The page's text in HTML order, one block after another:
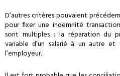
D’autres critères pouvaient
pour fixer une indemnité
sont multiples : la réparation du
variable d’un salarié à un autre
l’employeur.